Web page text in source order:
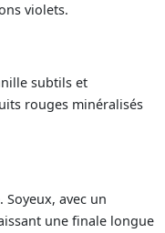
violets.
subtils et
rouges minéralisés
Soyeux, avec un
une finale longue